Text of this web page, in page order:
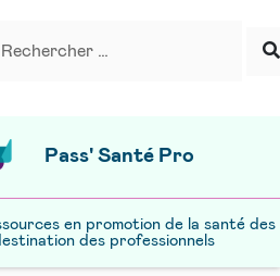
Pass' Santé Pro
en promotion de la santé des
des professionnels